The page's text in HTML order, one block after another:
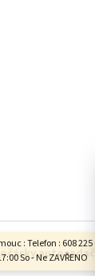
: Telefon : 608
So - Ne ZAVŘENO